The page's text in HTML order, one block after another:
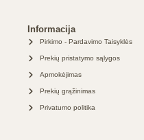
Informacija
Pirkimo - Pardavimo Taisyklės
Prekių pristatymo sąlygos
Apmokėjimas
Prekių grąžinimas
Privatumo politika